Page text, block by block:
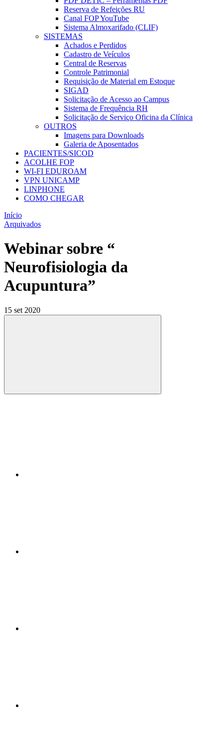
Reserva de Refeições RU
Canal FOP YouTube
Sistema Almoxarifado (CLIF)
SISTEMAS
Achados e Perdidos
Cadastro de Veículos
Central de Reservas
Controle Patrimonial
Requisição de Material em Estoque
SIGAD
Solicitação de Acesso ao Campus
Sistema de Frequência RH
Solicitação de Serviço Oficina da Clínica
OUTROS
Imagens para Downloads
Galeria de Aposentados
PACIENTES/SICOD
ACOLHE FOP
WI-FI EDUROAM
VPN UNICAMP
LINPHONE
COMO CHEGAR
Início
Arquivados
Webinar sobre “
Neurofisiologia da
Acupuntura”
15 set 2020
Compartilhar